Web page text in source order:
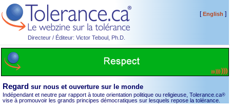
Directeur / Éditeur: Victor Teboul, Ph.D.
[English ]
Regard sur nous et ouverture sur le monde
Indépendant et neutre par rapport à toute orientation politique ou religieuse, Tolerance.ca®
vise à promouvoir les grands principes démocratiques sur lesquels repose la tolérance.